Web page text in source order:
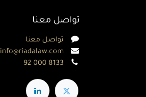
تواصل معنا
تواصل معنا
info@riadalaw.com
92 000 8133